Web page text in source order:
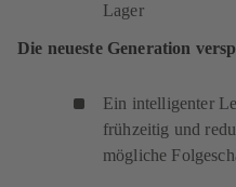
Lager
Die neueste Generation
Ein intelligenter
frühzeitig und
mögliche